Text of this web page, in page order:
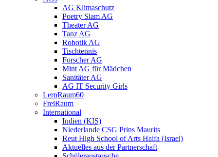
AG Klimaschutz
Poetry Slam AG
Theater AG
Tanz AG
Robotik AG
Tischtennis
Forscher AG
Mint AG für Mädchen
Sanitäter AG
AG IT Security Girls
LernRaum60
FreiRaum
International
Indien (KIS)
Niederlande CSG Prins Maurits
Reut High School of Arts Haifa (Israel)
Aktuelles aus der Partnerschaft